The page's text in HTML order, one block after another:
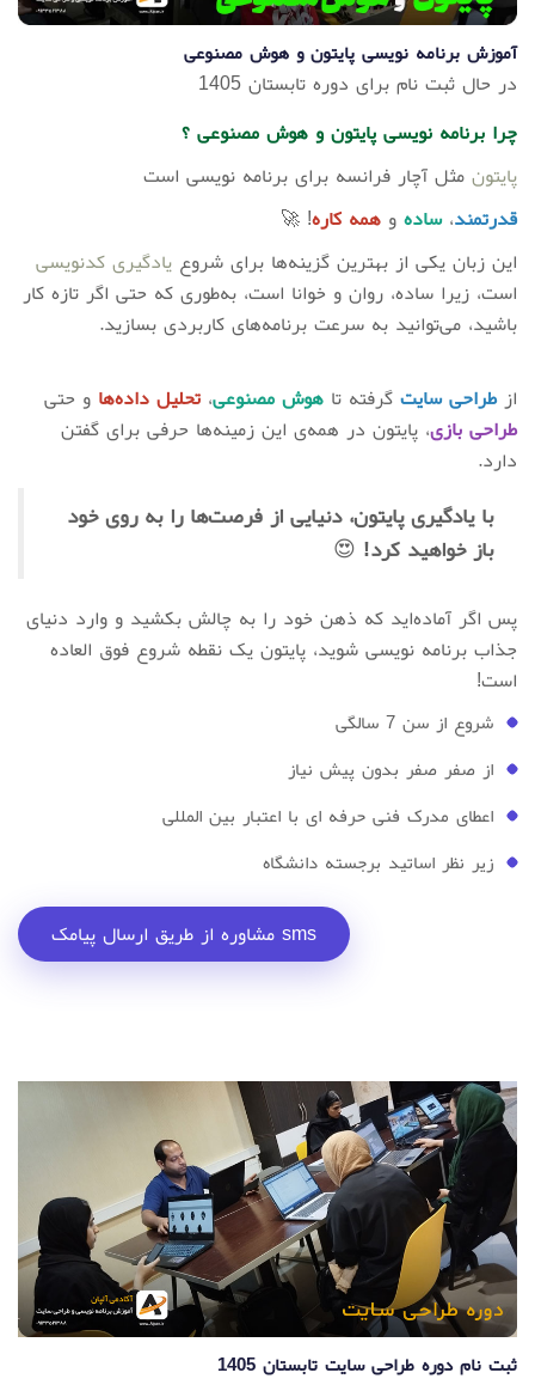
آموزش برنامه نویسی پایتون و هوش مصنوعی
در حال ثبت نام برای دوره تابستان 1405
چرا برنامه نویسی پایتون و هوش مصنوعی ؟
پایتونمثل آچار فرانسه برای برنامه‌ نویسی است
قدرتمند،سادهوهمه‌ کاره! 🚀
این زبان یکی از بهترین گزینه‌ها برای شروع یادگیری کدنویسی
است، زیرا ساده، روان و خوانا است، به‌طوری که حتی اگر تازه‌ کار
باشید، می‌توانید به‌ سرعت برنامه‌های کاربردی بسازید.
ازطراحی سایتگرفته تا هوش مصنوعی، تحلیل داده‌ها و حتی
طراحی بازی، پایتون در همه‌ی این زمینه‌ها حرفی برای گفتن
دارد.
با یادگیری پایتون، دنیایی از فرصت‌ها را به روی خود
باز خواهید کرد! 😍
پس اگر آماده‌اید که ذهن خود را به چالش بکشید و وارد دنیای
جذاب برنامه‌ نویسی شوید، پایتون یک نقطه‌ شروع فوق‌ العاده
است!
شروع از سن 7 سالگی
از صفر صفر بدون پیش نیاز
اعطای مدرک فنی حرفه ای با اعتبار بین المللی
زیر نظر اساتید برجسته دانشگاه
مشاوره از طریق ارسال پیامک sms
ثبت نام دوره طراحی سایت تابستان 1405